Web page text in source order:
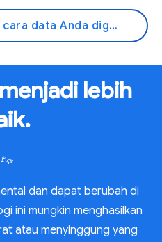
Mempelajari cara data Anda digunakan
lebih
dan dapat berubah di
ini mungkin menghasilkan
atau menyinggung yang